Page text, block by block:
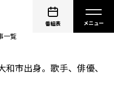
番組表
一覧
市出身。歌手、俳優、